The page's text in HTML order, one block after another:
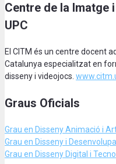
Centre de la Imatge
UPC
El CITM és un centre docent
Catalunya especialitzat en
disseny i videojocs.
Graus Oficials
Grau en Disseny Animació i
Grau en Disseny i
Grau en Disseny Digital i